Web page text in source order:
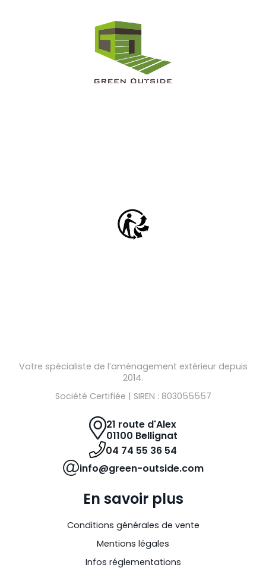
Votre spécialiste de l’aménagement extérieur depuis
2014.
Société Certifiée | SIREN : 803055557
21 route d'Alex
01100 Bellignat
04 74 55 36 54
info@green-outside.com
En savoir plus
Conditions générales de vente
Mentions légales
Infos réglementations